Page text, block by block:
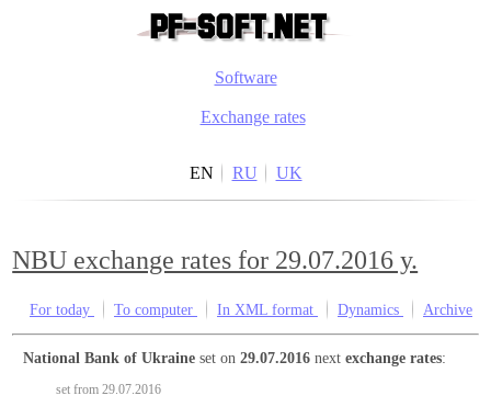
Software
Exchange rates
EN RU UK
NBU exchange rates for 29.07.2016 y.
For today To computer In XML format Dynamics Archive
National Bank of Ukraine set on29.07.2016 nextexchange rates:
set from 29.07.2016